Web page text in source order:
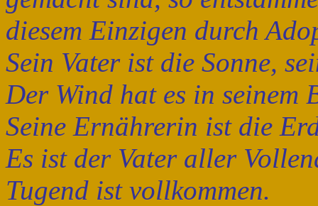
diesem Einzigen durch
Sein Vater ist die Sonne,
Der Wind hat es in seinem
Seine Ernährerin ist die
Es ist der Vater aller
Tugend ist vollkommen.